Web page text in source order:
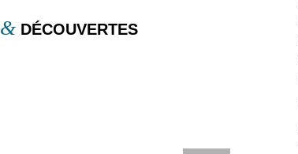
&DÉCOUVERTES